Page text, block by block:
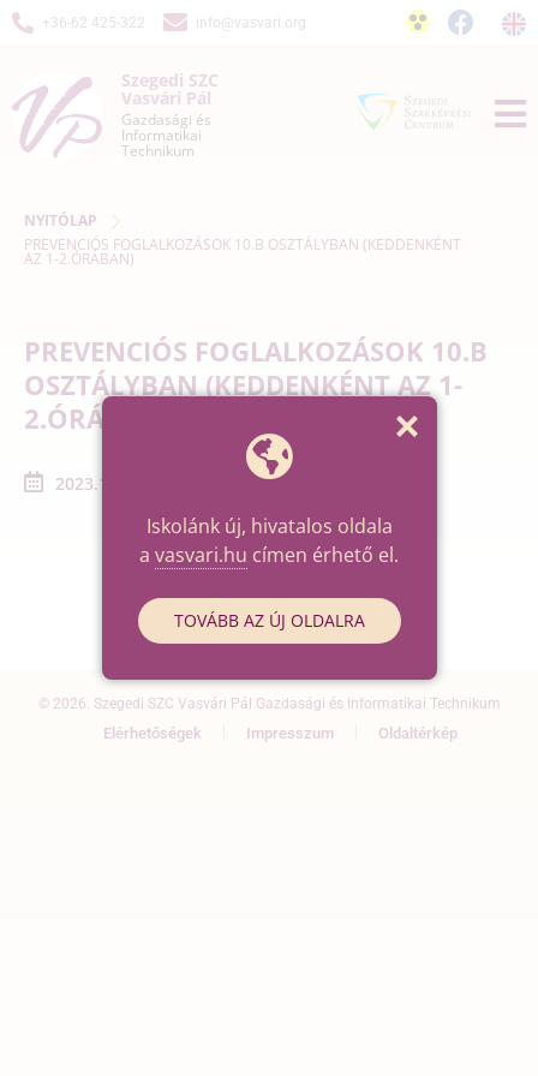
+36-62 425-322 info@vasvari.org
Szegedi SZC
Vasvári Pál
Gazdasági és
Informatikai
Technikum
NYITÓLAP
PREVENCIÓS FOGLALKOZÁSOK 10.B OSZTÁLYBAN (KEDDENKÉNT
AZ 1-2.ÓRÁBAN)
PREVENCIÓS FOGLALKOZÁSOK 10.B
OSZTÁLYBAN (KEDDENKÉNT AZ 1-
2.ÓRÁBAN)
2023.11.28. - 2023.12.19.
© 2026. Szegedi SZC Vasvári Pál Gazdasági és Informatikai Technikum
Elérhetőségek Impresszum Oldaltérkép
Iskolánk új, hivatalos oldala
a vasvari.hu címen érhető el.
TOVÁBB AZ ÚJ OLDALRA